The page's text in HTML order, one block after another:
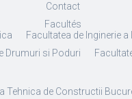
Contact
Facultés
Facultatea de Inginerie
Drumuri si Poduri
Tehnica de Constructii